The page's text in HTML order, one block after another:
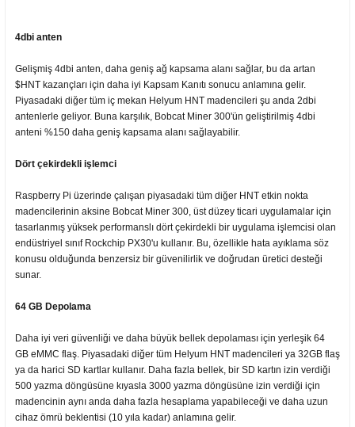
4dbi anten
Gelişmiş 4dbi anten, daha geniş ağ kapsama alanı sağlar, bu da artan
$HNT kazançları için daha iyi Kapsam Kanıtı sonucu anlamına gelir.
Piyasadaki diğer tüm iç mekan Helyum HNT madencileri şu anda 2dbi
antenlerle geliyor. Buna karşılık, Bobcat Miner 300'ün geliştirilmiş 4dbi
anteni %150 daha geniş kapsama alanı sağlayabilir.
Dört çekirdekli işlemci
Raspberry Pi üzerinde çalışan piyasadaki tüm diğer HNT etkin nokta
madencilerinin aksine Bobcat Miner 300, üst düzey ticari uygulamalar için
tasarlanmış yüksek performanslı dört çekirdekli bir uygulama işlemcisi olan
endüstriyel sınıf Rockchip PX30'u kullanır. Bu, özellikle hata ayıklama söz
konusu olduğunda benzersiz bir güvenilirlik ve doğrudan üretici desteği
sunar.
64 GB Depolama
Daha iyi veri güvenliği ve daha büyük bellek depolaması için yerleşik 64
GB eMMC flaş. Piyasadaki diğer tüm Helyum HNT madencileri ya 32GB flaş
ya da harici SD kartlar kullanır. Daha fazla bellek, bir SD kartın izin verdiği
500 yazma döngüsüne kıyasla 3000 yazma döngüsüne izin verdiği için
madencinin aynı anda daha fazla hesaplama yapabileceği ve daha uzun
cihaz ömrü beklentisi (10 yıla kadar) anlamına gelir.